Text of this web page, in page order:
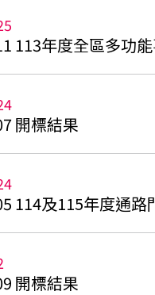
113年度全區多功
開標結果
114及115年度通路
開標結果